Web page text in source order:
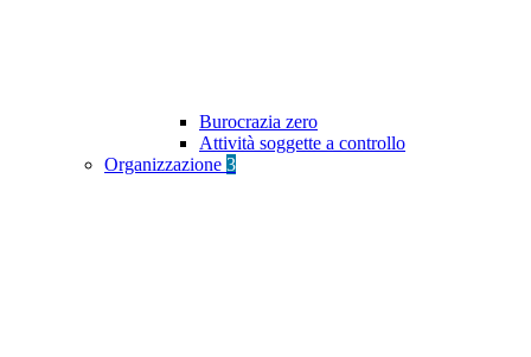
Burocrazia zero
Attività soggette a controllo
Organizzazione 3